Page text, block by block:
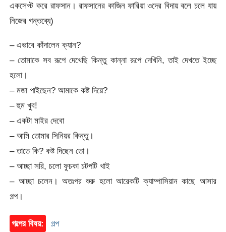
একসেপ্ট করে রাফসান। রাফসানের কাজিন ফারিয়া ওদের বিদায় বলে চলে যায়
নিজের গন্তব্যে)
– এভাবে কাঁদালেন ক্যান?
– তোমাকে সব রূপে দেখেছি কিন্তু কান্না রূপে দেখিনি, তাই দেখতে ইচ্ছে
হলো।
– মজা পাইছেন? আমাকে কষ্ট দিয়ে?
– হুম খুব!
– একটা মাইর দেবো
– আমি তোমার সিনিয়র কিন্তু।
– তাতে কি? কষ্ট দিছেন তো।
– আচ্ছা সরি, চলো ফুচকা চটপটি খাই
– আচ্ছা চলেন। অতঃপর শুরু হলো আরেকটি ক্যাম্পাসিয়ান কাছে আসার
গল্প।
গল্পের বিষয়: গল্প